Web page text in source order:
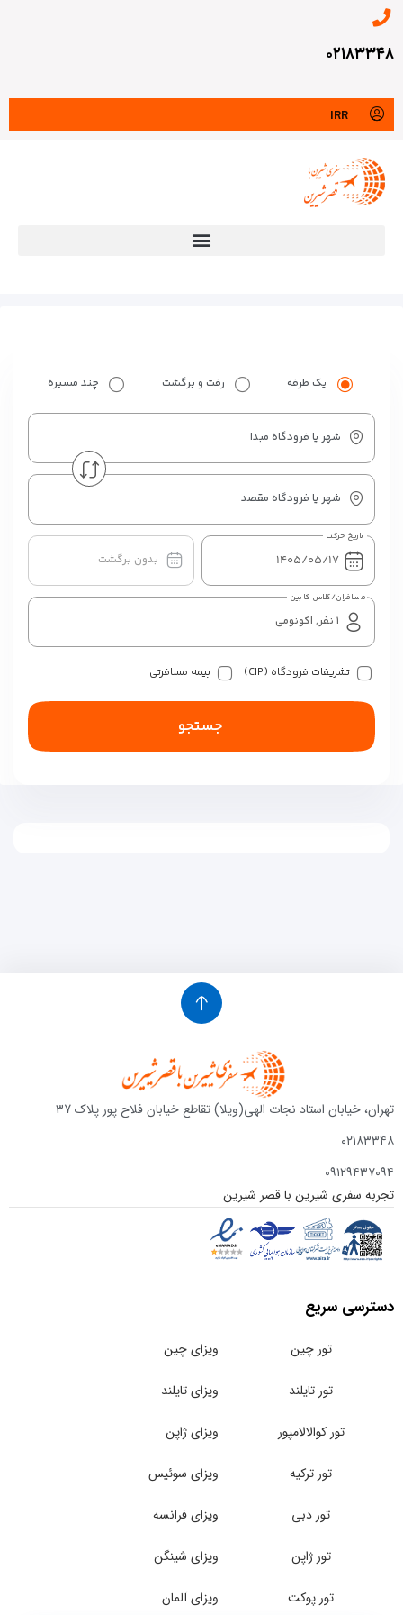
۰۲۱۸۳۳۴۸
IRR
یک طرفه رفت و برگشت چند مسیره
شهر یا فرودگاه مبدا
شهر یا فرودگاه مقصد
تاریخ حرکت
بدون برگشت
مسافران/کلاس کابین
تشریفات فرودگاه (CIP) بیمه مسافرتی
جستجو
تهران، خیابان استاد نجات الهی(ویلا) تقاطع خیابان فلاح پور پلاک 37
۰۲۱۸۳۳۴۸
۰۹۱۲۹۴۳۷۰۹۴
تجربه سفری شیرین با قصر شیرین
دسترسی سریع
تور چین
تور تایلند
تور کوالالامپور
تور ترکیه
تور دبی
تور ژاپن
تور پوکت
ویزای چین
ویزای تایلند
ویزای ژاپن
ویزای سوئیس
ویزای فرانسه
ویزای شینگن
ویزای آلمان